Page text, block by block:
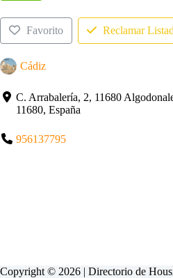
Favorito Reclamar
Cádiz
C. Arrabalería, 2, 11680
11680, España
956137795
Copyright © 2026 | Directorio de